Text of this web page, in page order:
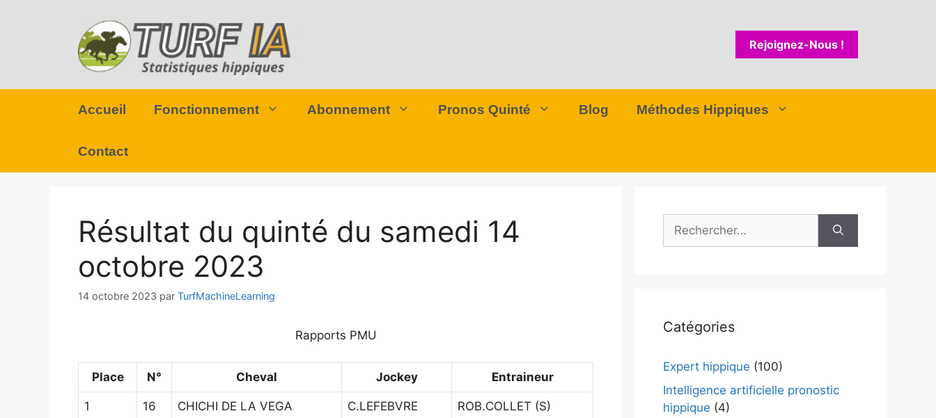
Rejoignez-Nous !
Accueil Fonctionnement Abonnement Pronos Quinté Blog Méthodes Hippiques
Contact
Résultat du quinté du samedi 14
octobre 2023
14 octobre 2023 par TurfMachineLearning
Rapports PMU
Place N° Cheval Jockey Entraineur
1 16 CHICHI DE LA VEGA C.LEFEBVRE ROB.COLLET (S)
Rechercher :
Catégories
Expert hippique (100)
Intelligence artificielle pronostic
hippique (4)